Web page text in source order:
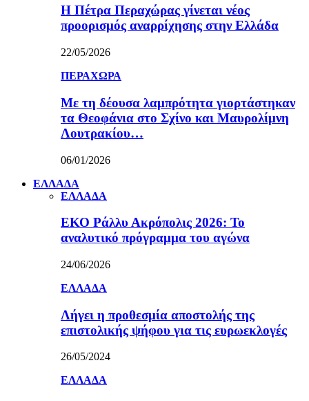
Η Πέτρα Περαχώρας γίνεται νέος
προορισμός αναρρίχησης στην Ελλάδα
22/05/2026
ΠΕΡΑΧΩΡΑ
Με τη δέουσα λαμπρότητα γιορτάστηκαν
τα Θεοφάνια στο Σχίνο και Μαυρολίμνη
Λουτρακίου…
06/01/2026
ΕΛΛΑΔΑ
ΕΛΛΑΔΑ
ΕΚΟ Ράλλυ Ακρόπολις 2026: Το
αναλυτικό πρόγραμμα του αγώνα
24/06/2026
ΕΛΛΑΔΑ
Λήγει η προθεσμία αποστολής της
επιστολικής ψήφου για τις ευρωεκλογές
26/05/2024
ΕΛΛΑΔΑ